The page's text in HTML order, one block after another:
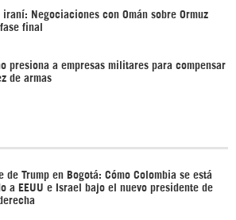
Negociaciones con Omán sobre Ormuz
final
presiona a empresas militares para compensar
de armas
de Trump en Bogotá: Cómo Colombia se está
a EEUU e Israel bajo el nuevo presidente de